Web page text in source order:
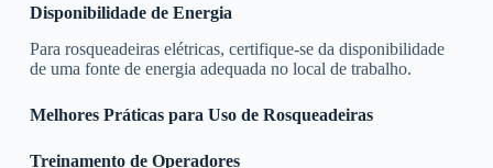
Disponibilidade de Energia
Para rosqueadeiras elétricas, certifique-se da disponibilidade
de uma fonte de energia adequada no local de trabalho.
Melhores Práticas para Uso de Rosqueadeiras
Treinamento de Operadores